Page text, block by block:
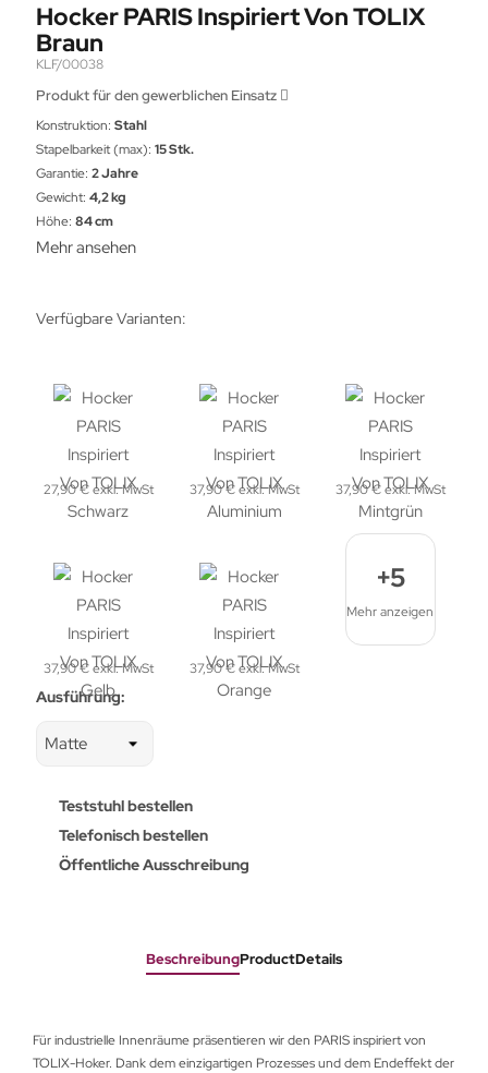
Hocker PARIS Inspiriert Von TOLIX
Braun
KLF/00038
Produkt für den gewerblichen Einsatz
Konstruktion: Stahl
Stapelbarkeit (max): 15 Stk.
Garantie: 2 Jahre
Gewicht: 4,2 kg
Höhe: 84 cm
Mehr ansehen
Verfügbare Varianten:
27,90 € exkl. MwSt 37,90 € exkl. MwSt 37,90 € exkl. MwSt
37,90 € exkl. MwSt 37,90 € exkl. MwSt
+5
Mehr anzeigen
Ausführung:
Teststuhl bestellen
Telefonisch bestellen
Öffentliche Ausschreibung
BeschreibungProductDetails
Für industrielle Innenräume präsentieren wir den PARIS inspiriert von
TOLIX-Hoker. Dank dem einzigartigen Prozesses und dem Endeffekt der